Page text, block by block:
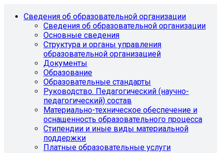
Сведения об образовательной организации
Сведения об образовательной организации
Основные сведения
Структура и органы управления
образовательной организацией
Документы
Образование
Образовательные стандарты
Руководство. Педагогический (научно-
педагогический) состав
Материально-техническое обеспечение и
оснащенность образовательного процесса
Стипендии и иные виды материальной
поддержки
Платные образовательные услуги